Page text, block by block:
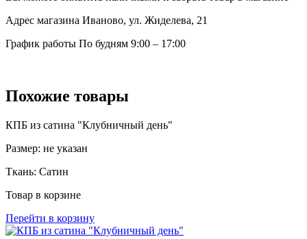
Адрес магазина Иваново, ул. Жиделева, 21
График работы По будням 9:00 – 17:00
Похожие товары
КПБ из сатина "Клубничный день"
Размер: не указан
Ткань: Сатин
Товар в корзине
Перейти в корзину